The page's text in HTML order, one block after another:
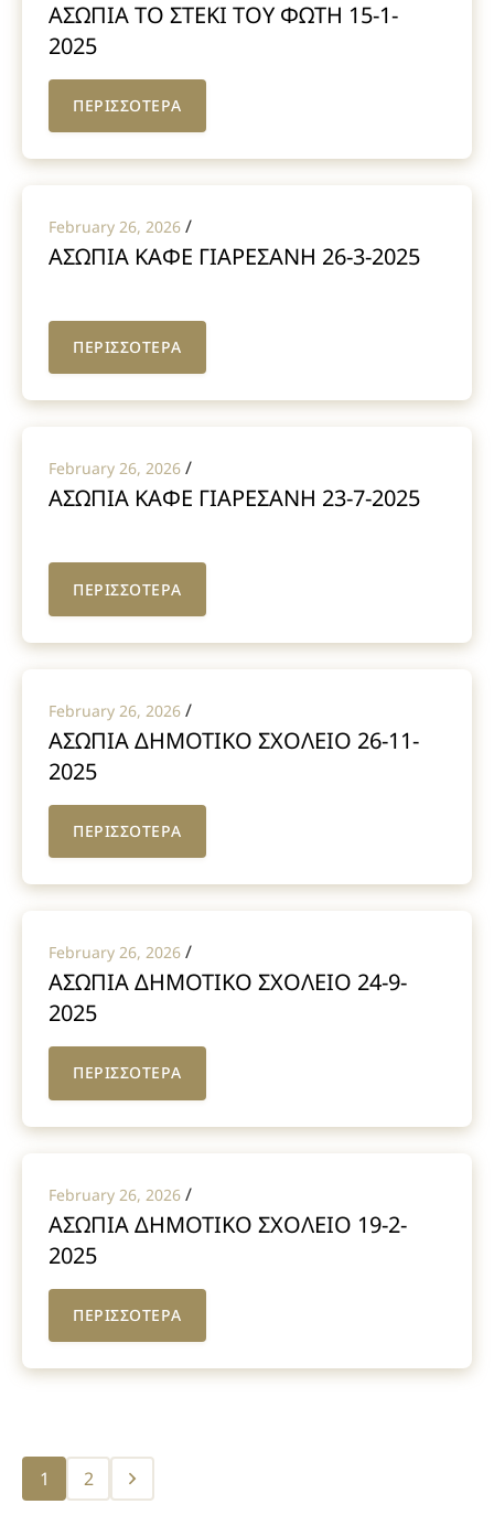
ΑΣΩΠΙΑ ΤΟ ΣΤΕΚΙ ΤΟΥ ΦΩΤΗ 15-1-
2025
ΠΕΡΙΣΣΟΤΕΡΑ
February 26, 2026 /
ΑΣΩΠΙΑ ΚΑΦΕ ΓΙΑΡΕΣΑΝΗ 26-3-2025
ΠΕΡΙΣΣΟΤΕΡΑ
February 26, 2026 /
ΑΣΩΠΙΑ ΚΑΦΕ ΓΙΑΡΕΣΑΝΗ 23-7-2025
ΠΕΡΙΣΣΟΤΕΡΑ
February 26, 2026 /
ΑΣΩΠΙΑ ΔΗΜΟΤΙΚΟ ΣΧΟΛΕΙΟ 26-11-
2025
ΠΕΡΙΣΣΟΤΕΡΑ
February 26, 2026 /
ΑΣΩΠΙΑ ΔΗΜΟΤΙΚΟ ΣΧΟΛΕΙΟ 24-9-
2025
ΠΕΡΙΣΣΟΤΕΡΑ
February 26, 2026 /
ΑΣΩΠΙΑ ΔΗΜΟΤΙΚΟ ΣΧΟΛΕΙΟ 19-2-
2025
ΠΕΡΙΣΣΟΤΕΡΑ
Posts
1 2